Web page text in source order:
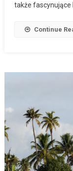
także fascynujące
Continue